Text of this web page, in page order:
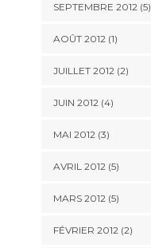
SEPTEMBRE 2012(5)
AOÛT 2012(1)
JUILLET 2012(2)
JUIN 2012(4)
MAI 2012(3)
AVRIL 2012(5)
MARS 2012(5)
FÉVRIER 2012(2)